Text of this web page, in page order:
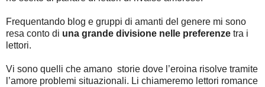
Frequentando blog e gruppi di amanti del genere mi sono
resa conto di una grande divisione nelle preferenze tra i
lettori.
Vi sono quelli che amano storie dove l’eroina risolve tramite
l’amore problemi situazionali. Li chiameremo lettori romance